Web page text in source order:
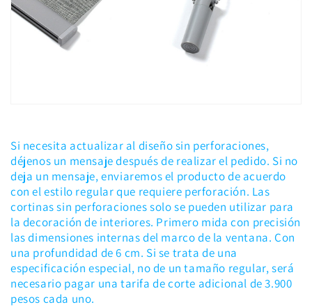
Si necesita actualizar al diseño sin perforaciones,
déjenos un mensaje después de realizar el pedido. Si no
deja un mensaje, enviaremos el producto de acuerdo
con el estilo regular que requiere perforación. Las
cortinas sin perforaciones solo se pueden utilizar para
la decoración de interiores. Primero mida con precisión
las dimensiones internas del marco de la ventana. Con
una profundidad de 6 cm. Si se trata de una
especificación especial, no de un tamaño regular, será
necesario pagar una tarifa de corte adicional de 3.900
pesos cada uno.